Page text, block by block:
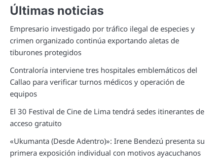
Últimas noticias
Empresario investigado por tráfico ilegal de especies y
crimen organizado continúa exportando aletas de
tiburones protegidos
Contraloría interviene tres hospitales emblemáticos del
Callao para verificar turnos médicos y operación de
equipos
El 30 Festival de Cine de Lima tendrá sedes itinerantes de
acceso gratuito
«Ukumanta (Desde Adentro)»: Irene Bendezú presenta su
primera exposición individual con motivos ayacuchanos